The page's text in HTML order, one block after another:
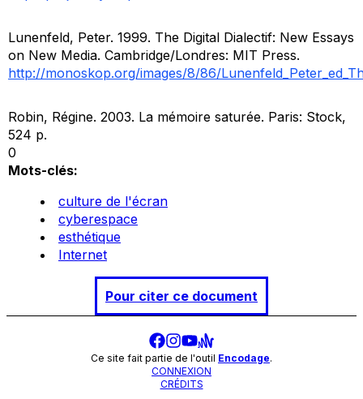
Lunenfeld, Peter. 1999. The Digital Dialectif: New Essays
on New Media. Cambridge/Londres: MIT Press.
http://monoskop.org/images/8/86/
Robin, Régine. 2003. La mémoire saturée. Paris: Stock,
524 p.
0
Mots-clés:
culture de l'écran
cyberespace
esthétique
Internet
Pour citer ce document
Ce site fait partie de l'outil Encodage.
CONNEXION
CRÉDITS